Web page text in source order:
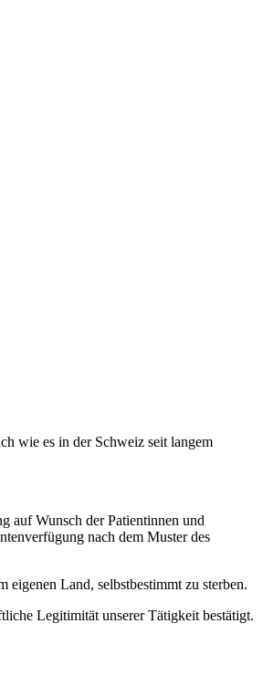
wie es in der Schweiz seit langem
auf Wunsch der Patientinnen und
nach dem Muster des
Land, selbstbestimmt zu sterben.
Legitimität unserer Tätigkeit bestätigt.